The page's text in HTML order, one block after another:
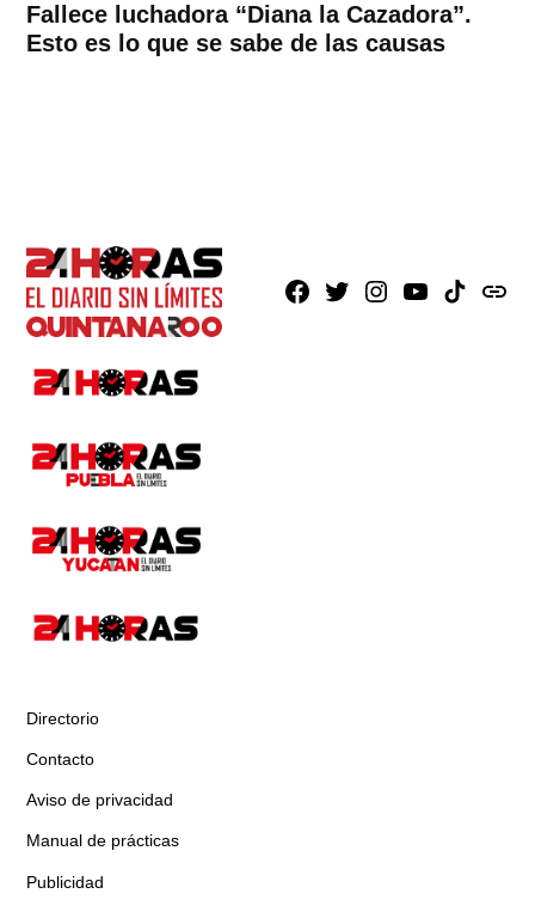
Fallece luchadora “Diana la Cazadora”.
Esto es lo que se sabe de las causas
Facebook
X Instagram
YoutubeTikTokissuu
Directorio
Contacto
Aviso de privacidad
Manual de prácticas
Publicidad